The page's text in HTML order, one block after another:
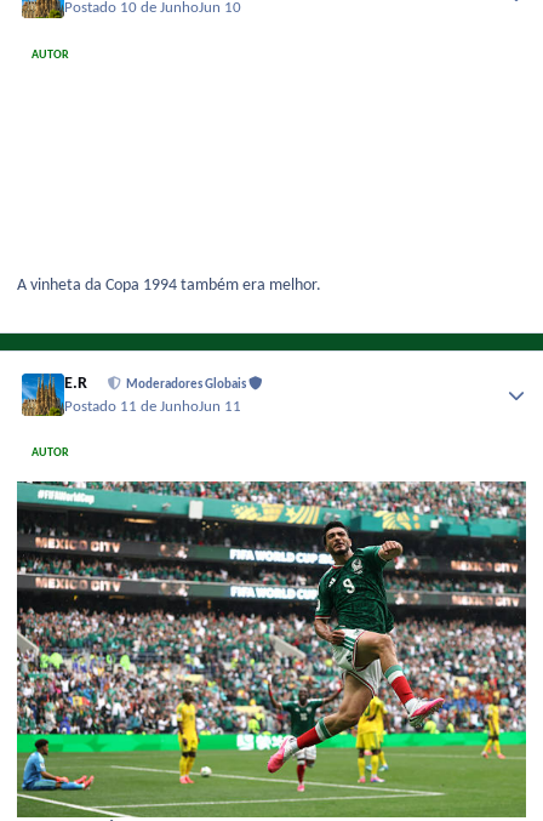
Postado 10 de JunhoJun 10
AUTOR
A vinheta da Copa 1994 também era melhor.
E.R Moderadores Globais
Postado 11 de JunhoJun 11
AUTOR